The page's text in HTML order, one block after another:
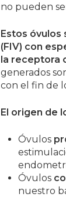
no pueden
Estos óvulos
(FIV) con
la receptora
generados
con el fin de
El origen de
Óvulos
Óvulos
nuestro